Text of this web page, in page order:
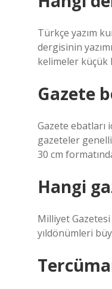
Türkçe yazım
dergisinin
kelimeler küçük
Gazete
Gazete ebatları
gazeteler
30 cm
Hangi
Milliyet
yıldönümleri